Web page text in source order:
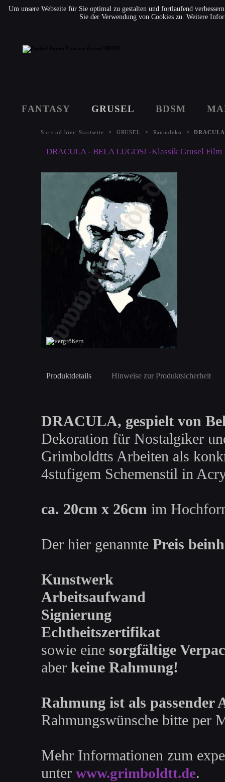
Um unsere Webseite für Sie optimal zu gestalten und fortlaufend
Sie der Verwendung von Cookies zu. Weitere
FANTASY GRUSEL BDSM
Sie sind hier:Startseite > GRUSEL > Raumdeko >
DRACULA - BELA LUGOSI -Klassik Grusel
Produktdetails Hinweise zur Produktsicherheit
DRACULA, gespielt von
Dekoration für Nostalgiker
Grimboldtts Arbeiten als
4stufigem Schemenstil in
ca. 20cm x 26cmim
Der hier genannte Preis
Kunstwerk
Arbeitsaufwand
Signierung
Echtheitszertifikat
sowie eine sorgfältige
aber keine Rahmung!
Rahmung ist als
Rahmungswünsche bitte per
Mehr Informationen zum
unter www.grimboldtt.de.